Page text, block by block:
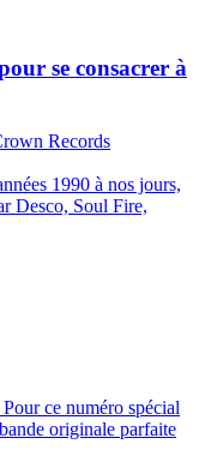
se consacrer à
Records
1990 à nos jours,
Desco, Soul Fire,
ce numéro spécial
originale parfaite